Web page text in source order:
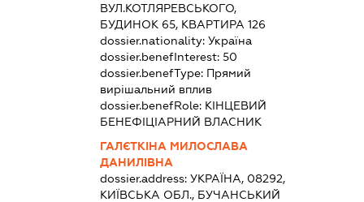
ВУЛ.КОТЛЯРЕВСЬКОГО,
БУДИНОК 65, КВАРТИРА 126
dossier.nationality: Україна
dossier.benefInterest: 50
dossier.benefType: Прямий
вирішальний вплив
dossier.benefRole: КІНЦЕВИЙ
БЕНЕФІЦІАРНИЙ ВЛАСНИК
ГАЛЄТКІНА МИЛОСЛАВА
ДАНИЛІВНА
dossier.address: УКРАЇНА, 08292,
КИЇВСЬКА ОБЛ., БУЧАНСЬКИЙ